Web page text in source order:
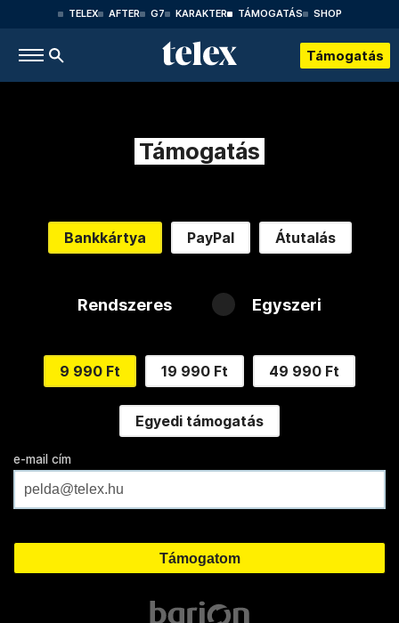
TELEX AFTER G7 KARAKTER TÁMOGATÁS SHOP
Támogatás
Támogatás
Bankkártya PayPal Átutalás
Rendszeres Egyszeri
9 990 Ft 19 990 Ft 49 990 Ft
Egyedi támogatás
e-mail cím